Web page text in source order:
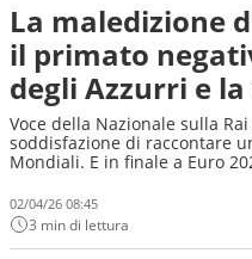
La maledizione
il primato
degli Azzurri e
Voce della Nazionale sulla
soddisfazione di raccontare
Mondiali. E in finale a Euro
02/04/26 08:45
3 min di lettura